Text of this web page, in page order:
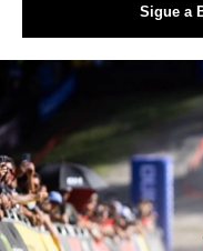
Sigue a